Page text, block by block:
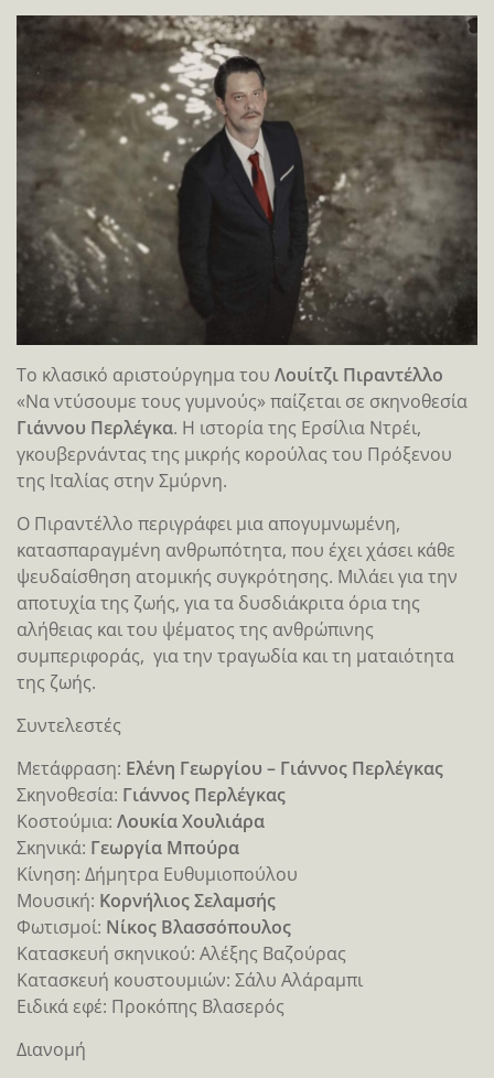
Το κλασικό αριστούργημα του Λουίτζι Πιραντέλλο
«Να ντύσουμε τους γυμνούς» παίζεται σε σκηνοθεσία
Γιάννου Περλέγκα. Η ιστορία της Ερσίλια Ντρέι,
γκουβερνάντας της μικρής κορούλας του Πρόξενου
της Ιταλίας στην Σμύρνη.
Ο Πιραντέλλο περιγράφει μια απογυμνωμένη,
κατασπαραγμένη ανθρωπότητα, που έχει χάσει κάθε
ψευδαίσθηση ατομικής συγκρότησης. Μιλάει για την
αποτυχία της ζωής, για τα δυσδιάκριτα όρια της
αλήθειας και του ψέματος της ανθρώπινης
συμπεριφοράς, για την τραγωδία και τη ματαιότητα
της ζωής.
Συντελεστές
Μετάφραση: Ελένη Γεωργίου – Γιάννος Περλέγκας
Σκηνοθεσία: Γιάννος Περλέγκας
Κοστούμια: Λουκία Χουλιάρα
Σκηνικά: Γεωργία Μπούρα
Κίνηση: Δήμητρα Ευθυμιοπούλου
Μουσική: Κορνήλιος Σελαμσής
Φωτισμοί: Νίκος Βλασσόπουλος
Κατασκευή σκηνικού: Αλέξης Βαζούρας
Κατασκευή κουστουμιών: Σάλυ Αλάραμπι
Ειδικά εφέ: Προκόπης Βλασερός
Διανομή